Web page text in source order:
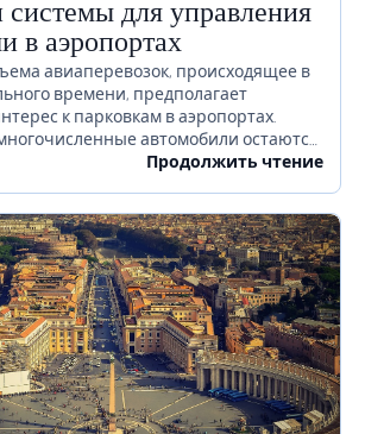
для управления
в аэропортах
авиаперевозок, происходящее в
времени, предполагает
к парковкам в аэропортах.
автомобили остаются
в течение длительного
как избежать...
Продолжить чтение